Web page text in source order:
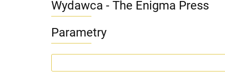
Wydawca - The Enigma Press
Parametry